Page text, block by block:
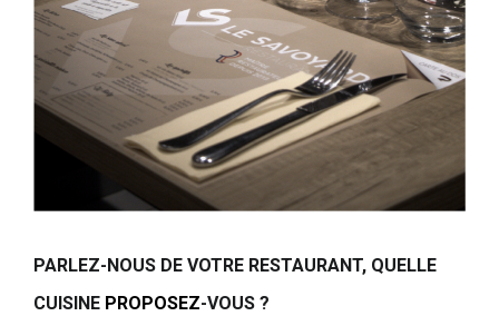
PARLEZ-NOUS DE VOTRE RESTAURANT, QUELLE
CUISINE PROPOSEZ-VOUS ?